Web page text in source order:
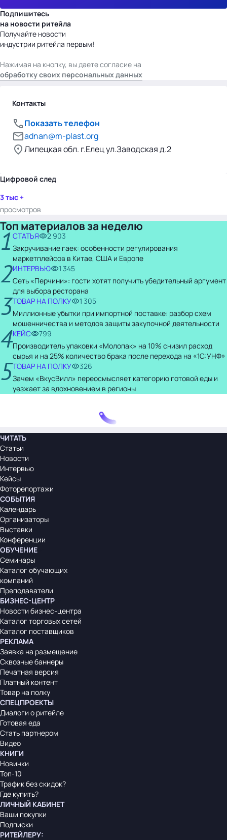
Подпишитесь
на новости ритейла
Получайте новости
индустрии ритейла первым!
Нажимая на кнопку, вы даете согласие на
обработку своих персональных данных
Контакты
Показать телефон
adnan@m-plast.org
Липецкая обл. г.Елец ул.Заводская д.2
Цифровой след
3 тыс +
просмотров
Топ материалов за неделю
1 СТАТЬЯ
2 903
Закручивание гаек: особенности регулирования
маркетплейсов в Китае, США и Европе
2ИНТЕРВЬЮ
1 345
Сеть «Перчини»: гости хотят получить убедительный аргумент
для выбора ресторана
3ТОВАР НА ПОЛКУ
1 305
Миллионные убытки при импортной поставке: разбор схем
мошенничества и методов защиты закупочной деятельности
4КЕЙС
799
Производитель упаковки «Молопак» на 10% снизил расход
сырья и на 25% количество брака после перехода на «1С:УНФ»
5ТОВАР НА ПОЛКУ
326
Зачем «ВкусВилл» переосмысляет категорию готовой еды и
уезжает за вдохновением в регионы
ЧИТАТЬ
Статьи
Новости
Интервью
Кейсы
Фоторепортажи
СОБЫТИЯ
Календарь
Организаторы
Выставки
Конференции
ОБУЧЕНИЕ
Семинары
Каталог обучающих
компаний
Преподаватели
БИЗНЕС-ЦЕНТР
Новости бизнес-центра
Каталог торговых сетей
Каталог поставщиков
РЕКЛАМА
Заявка на размещение
Сквозные баннеры
Печатная версия
Платный контент
Товар на полку
СПЕЦПРОЕКТЫ
Диалоги о ритейле
Готовая еда
Стать партнером
Видео
КНИГИ
Новинки
Топ-10
Трафик без скидок?
Где купить?
ЛИЧНЫЙ КАБИНЕТ
Ваши покупки
Подписки
РИТЕЙЛЕРУ: